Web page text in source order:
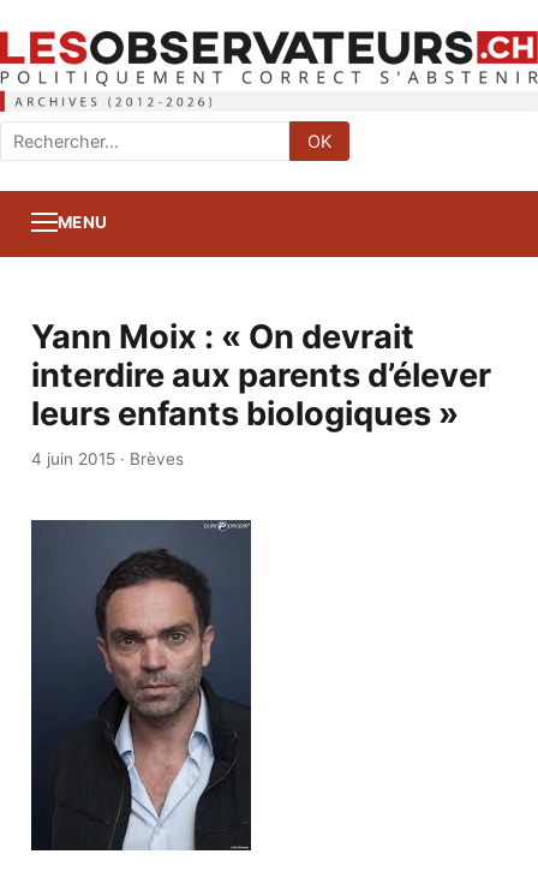
Rechercher
:
OK
MENU
Yann Moix : « On devrait
interdire aux parents d’élever
leurs enfants biologiques »
4 juin 2015· Brèves